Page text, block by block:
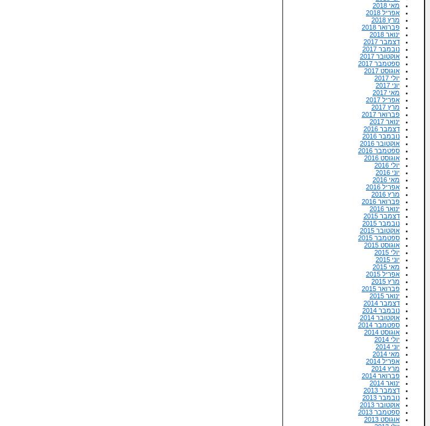
מאי 2018
אפריל 2018
מרץ 2018
פברואר 2018
ינואר 2018
דצמבר 2017
נובמבר 2017
אוקטובר 2017
ספטמבר 2017
אוגוסט 2017
יולי 2017
יוני 2017
מאי 2017
אפריל 2017
מרץ 2017
פברואר 2017
ינואר 2017
דצמבר 2016
נובמבר 2016
אוקטובר 2016
ספטמבר 2016
אוגוסט 2016
יולי 2016
יוני 2016
מאי 2016
אפריל 2016
מרץ 2016
פברואר 2016
ינואר 2016
דצמבר 2015
נובמבר 2015
אוקטובר 2015
ספטמבר 2015
אוגוסט 2015
יולי 2015
יוני 2015
מאי 2015
אפריל 2015
מרץ 2015
פברואר 2015
ינואר 2015
דצמבר 2014
נובמבר 2014
אוקטובר 2014
ספטמבר 2014
אוגוסט 2014
יולי 2014
יוני 2014
מאי 2014
אפריל 2014
מרץ 2014
פברואר 2014
ינואר 2014
דצמבר 2013
נובמבר 2013
אוקטובר 2013
ספטמבר 2013
אוגוסט 2013